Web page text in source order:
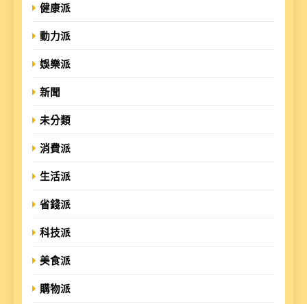
健康派
動力派
娛樂派
新聞
未分類
消費派
生活派
省錢派
科技派
美食派
購物派